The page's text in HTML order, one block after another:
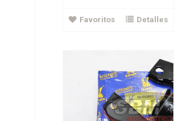
Favoritos Detalles
Agregar al carrito